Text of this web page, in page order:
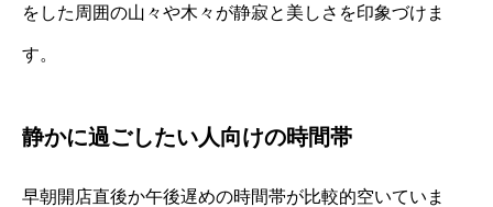
をした周囲の山々や木々が静寂と美しさを印象づけま
す。
静かに過ごしたい人向けの時間帯
早朝開店直後か午後遅めの時間帯が比較的空いていま